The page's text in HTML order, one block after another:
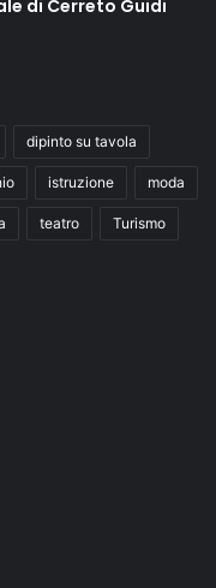
di Cerreto Guidi
dipinto su tavola
istruzione moda
teatro Turismo